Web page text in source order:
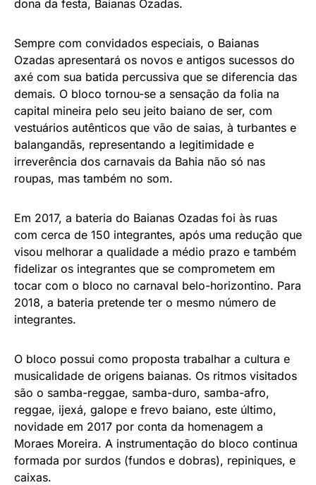
dona da festa, Baianas Ozadas.
Sempre com convidados especiais, o Baianas
Ozadas apresentará os novos e antigos sucessos do
axé com sua batida percussiva que se diferencia das
demais. O bloco tornou-se a sensação da folia na
capital mineira pelo seu jeito baiano de ser, com
vestuários autênticos que vão de saias, à turbantes e
balangandãs, representando a legitimidade e
irreverência dos carnavais da Bahia não só nas
roupas, mas também no som.
Em 2017, a bateria do Baianas Ozadas foi às ruas
com cerca de 150 integrantes, após uma redução que
visou melhorar a qualidade a médio prazo e também
fidelizar os integrantes que se comprometem em
tocar com o bloco no carnaval belo-horizontino. Para
2018, a bateria pretende ter o mesmo número de
integrantes.
O bloco possui como proposta trabalhar a cultura e
musicalidade de origens baianas. Os ritmos visitados
são o samba-reggae, samba-duro, samba-afro,
reggae, ijexá, galope e frevo baiano, este último,
novidade em 2017 por conta da homenagem a
Moraes Moreira. A instrumentação do bloco continua
formada por surdos (fundos e dobras), repiniques, e
caixas.